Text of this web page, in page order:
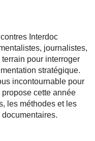
Interdoc
journalistes,
pour interroger
stratégique.
incontournable pour
propose cette année
les méthodes et les